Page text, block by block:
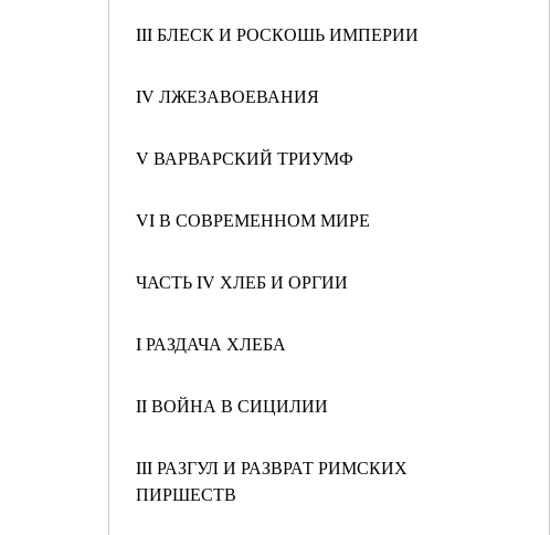
III БЛЕСК И РОСКОШЬ ИМПЕРИИ
IV ЛЖЕЗАВОЕВАНИЯ
V ВАРВАРСКИЙ ТРИУМФ
VI В СОВРЕМЕННОМ МИРЕ
ЧАСТЬ IV ХЛЕБ И ОРГИИ
I РАЗДАЧА ХЛЕБА
II ВОЙНА В СИЦИЛИИ
III РАЗГУЛ И РАЗВРАТ РИМСКИХ
ПИРШЕСТВ